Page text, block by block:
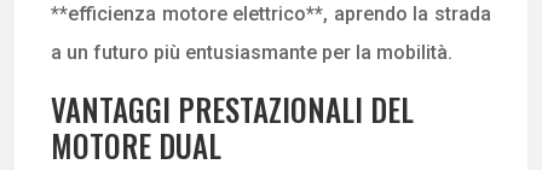
**efficienza motore elettrico**, aprendo la strada
a un futuro più entusiasmante per la mobilità.
VANTAGGI PRESTAZIONALI DEL
MOTORE DUAL